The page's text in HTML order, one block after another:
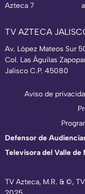
Azteca 7
TV AZTECA
Av. López Mateos Sur
Col. Las Águilas
Jalisco C.P. 45080
TV Azteca, M.R. & ©,
Aviso de
Defensor de
Televisora del Valle de